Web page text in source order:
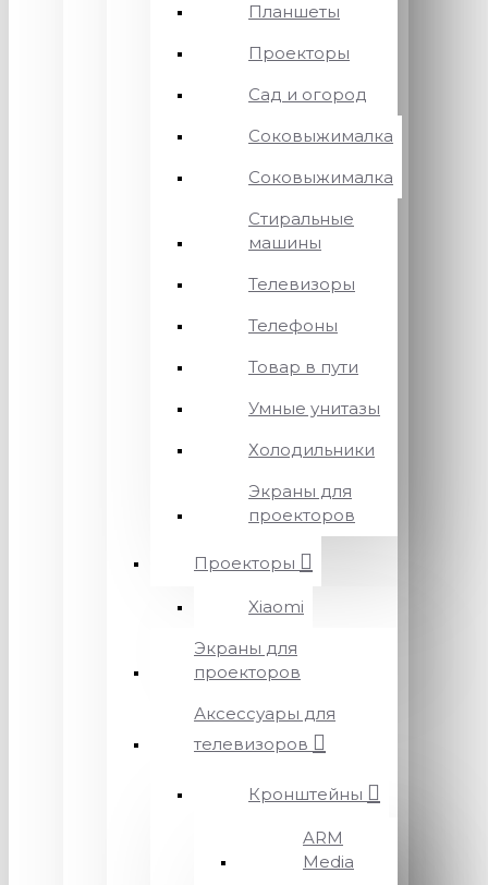
Планшеты
Проекторы
Сад и огород
Соковыжималка
Соковыжималка
Стиральные
машины
Телевизоры
Телефоны
Товар в пути
Умные унитазы
Холодильники
Экраны для
проекторов
Проекторы
Xiaomi
Экраны для
проекторов
Аксессуары для
телевизоров
Кронштейны
ARM
Media